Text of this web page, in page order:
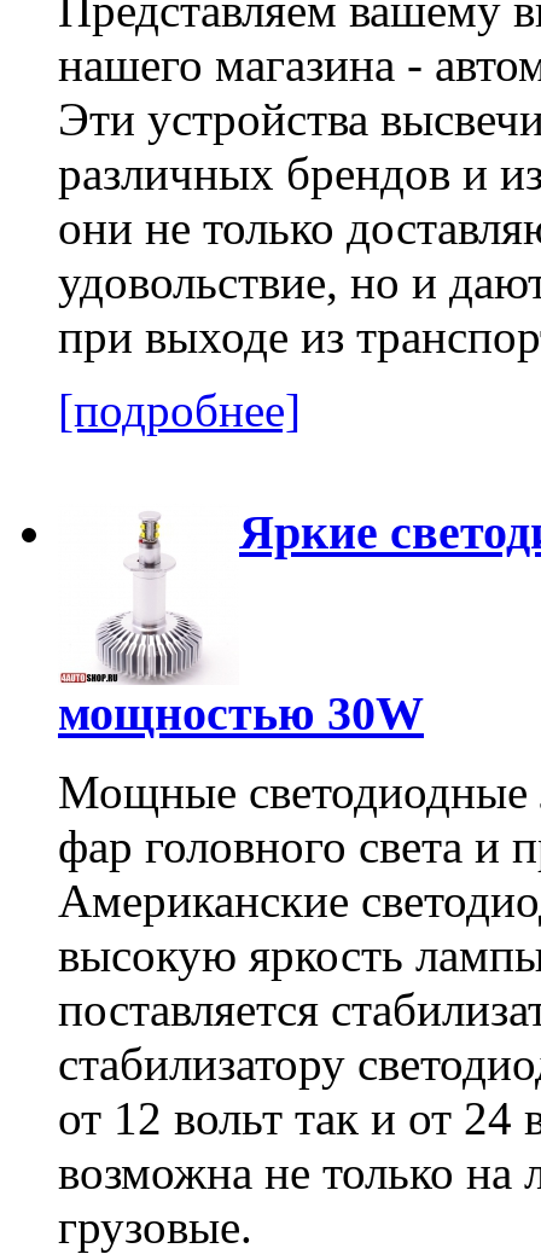
нашего магазина -
Эти устройства
различных брендов и
они не только
удовольствие, но и
при выходе из
[подробнее]
Яркие
мощностью 30W
Мощные светодиодные
фар головного света и
Американские
высокую яркость
поставляется
стабилизатору
от 12 вольт так и от 24
возможна не только на
грузовые.